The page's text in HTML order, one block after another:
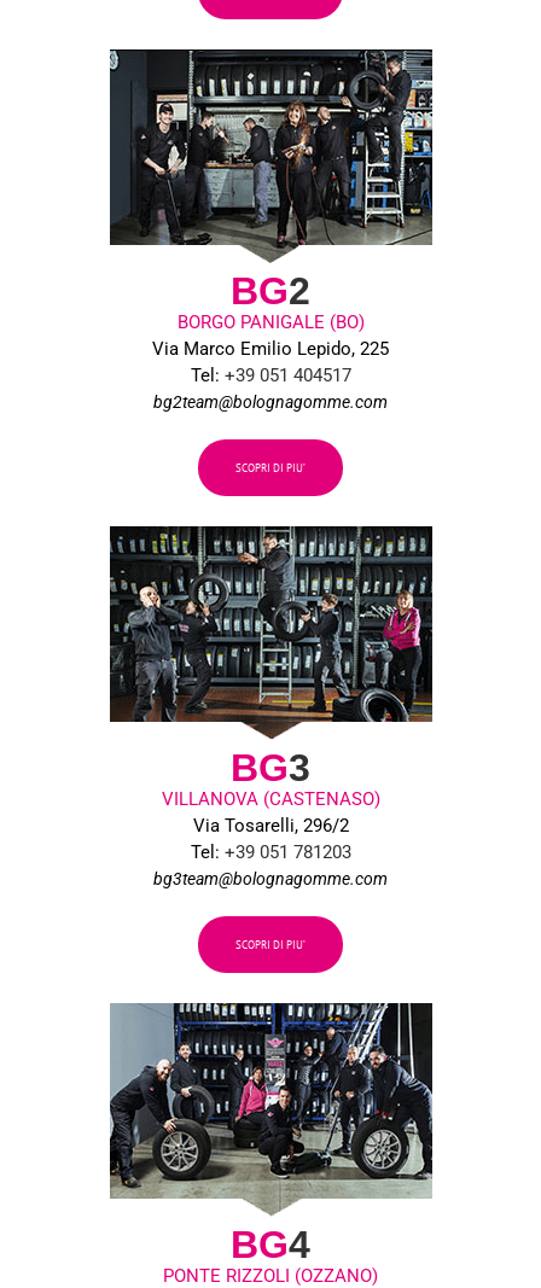
BG2
BORGO PANIGALE (BO)
Via Marco Emilio Lepido, 225
Tel: +39 051 404517
bg2team@bolognagomme.com
SCOPRI DI PIU’
BG3
VILLANOVA (CASTENASO)
Via Tosarelli, 296/2
Tel: +39 051 781203
bg3team@bolognagomme.com
SCOPRI DI PIU’
BG4
PONTE RIZZOLI (OZZANO)